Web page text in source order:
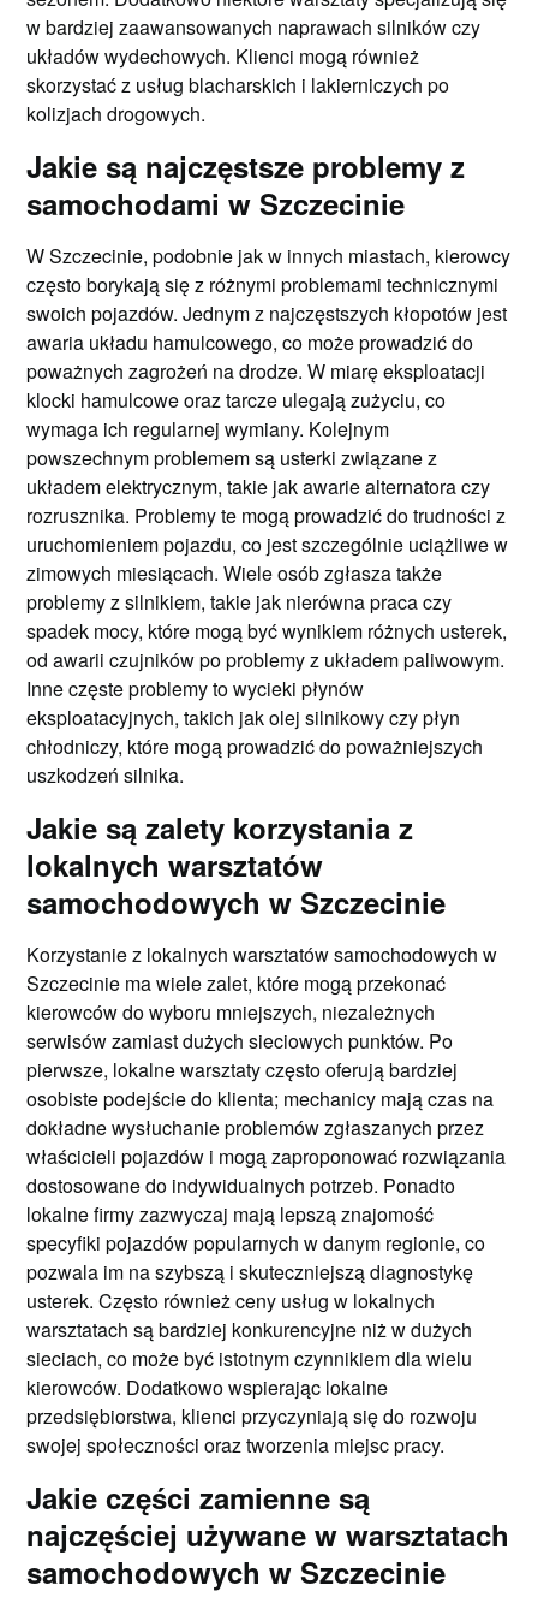
w bardziej zaawansowanych naprawach silników czy
układów wydechowych. Klienci mogą również
skorzystać z usług blacharskich i lakierniczych po
kolizjach drogowych.
Jakie są najczęstsze problemy z
samochodami w Szczecinie
W Szczecinie, podobnie jak w innych miastach, kierowcy
często borykają się z różnymi problemami technicznymi
swoich pojazdów. Jednym z najczęstszych kłopotów jest
awaria układu hamulcowego, co może prowadzić do
poważnych zagrożeń na drodze. W miarę eksploatacji
klocki hamulcowe oraz tarcze ulegają zużyciu, co
wymaga ich regularnej wymiany. Kolejnym
powszechnym problemem są usterki związane z
układem elektrycznym, takie jak awarie alternatora czy
rozrusznika. Problemy te mogą prowadzić do trudności z
uruchomieniem pojazdu, co jest szczególnie uciążliwe w
zimowych miesiącach. Wiele osób zgłasza także
problemy z silnikiem, takie jak nierówna praca czy
spadek mocy, które mogą być wynikiem różnych usterek,
od awarii czujników po problemy z układem paliwowym.
Inne częste problemy to wycieki płynów
eksploatacyjnych, takich jak olej silnikowy czy płyn
chłodniczy, które mogą prowadzić do poważniejszych
uszkodzeń silnika.
Jakie są zalety korzystania z
lokalnych warsztatów
samochodowych w Szczecinie
Korzystanie z lokalnych warsztatów samochodowych w
Szczecinie ma wiele zalet, które mogą przekonać
kierowców do wyboru mniejszych, niezależnych
serwisów zamiast dużych sieciowych punktów. Po
pierwsze, lokalne warsztaty często oferują bardziej
osobiste podejście do klienta; mechanicy mają czas na
dokładne wysłuchanie problemów zgłaszanych przez
właścicieli pojazdów i mogą zaproponować rozwiązania
dostosowane do indywidualnych potrzeb. Ponadto
lokalne firmy zazwyczaj mają lepszą znajomość
specyfiki pojazdów popularnych w danym regionie, co
pozwala im na szybszą i skuteczniejszą diagnostykę
usterek. Często również ceny usług w lokalnych
warsztatach są bardziej konkurencyjne niż w dużych
sieciach, co może być istotnym czynnikiem dla wielu
kierowców. Dodatkowo wspierając lokalne
przedsiębiorstwa, klienci przyczyniają się do rozwoju
swojej społeczności oraz tworzenia miejsc pracy.
Jakie części zamienne są
najczęściej używane w warsztatach
samochodowych w Szczecinie